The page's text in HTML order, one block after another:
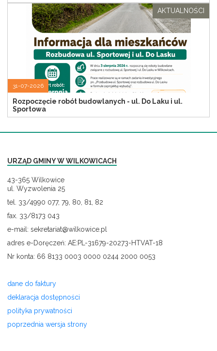
31-07-2026
Rozpoczęcie robót budowlanych - ul. Do Laku i ul.
Sportowa
AKTUALNOŚCI
URZĄD GMINY W WILKOWICACH
43-365 Wilkowice
ul. Wyzwolenia 25
tel. 33/4990 077, 79, 80, 81, 82
fax. 33/8173 043
e-mail: sekretariat@wilkowice.pl
adres e-Doręczeń: AE:PL-31679-20273-HTVAT-18
Nr konta: 66 8133 0003 0000 0244 2000 0053
dane do faktury
deklaracja dostępności
polityka prywatności
poprzednia wersja strony